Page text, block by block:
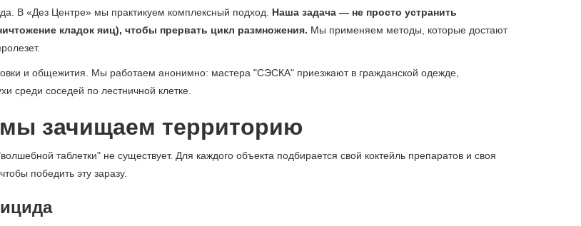
В «Дез Центре» мы практикуем комплексный подход. Наша задача — не просто устранить
кладок яиц), чтобы прервать цикл размножения. Мы применяем методы, которые достают
и общежития. Мы работаем анонимно: мастера "СЭСКА" приезжают в гражданской одежде,
среди соседей по лестничной клетке.
зачищаем территорию
таблетки" не существует. Для каждого объекта подбирается свой коктейль препаратов и своя
победить эту заразу.